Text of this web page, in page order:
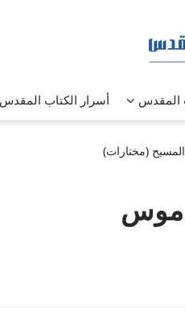
المقدس أسرار الكتاب المقدس
(مختارات)